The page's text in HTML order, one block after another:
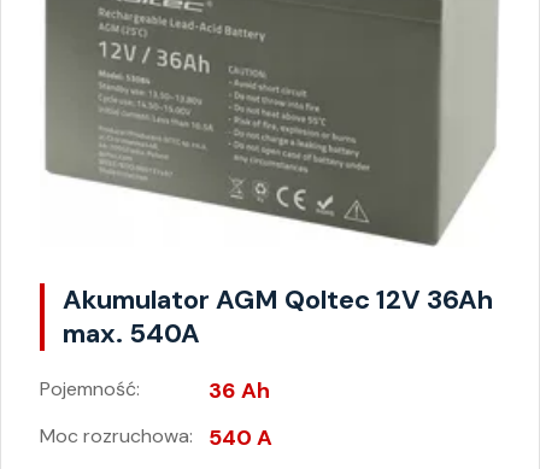
Akumulator AGM Qoltec 12V 36Ah
max. 540A
Pojemność: 36 Ah
Moc rozruchowa: 540 A